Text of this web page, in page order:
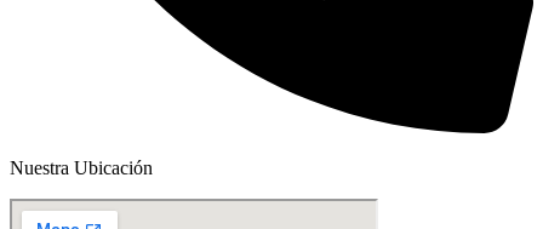
Nuestra Ubicación